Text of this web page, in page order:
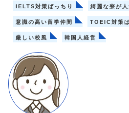
IELTS対策ばっちり 綺麗な寮が人
意識の高い留学仲間 TOEIC対策
厳しい校風 韓国人経営